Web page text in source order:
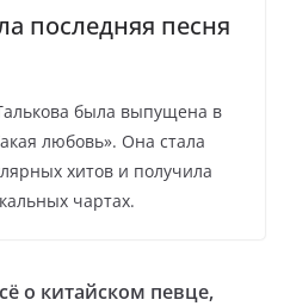
последняя песня
была выпущена в
любовь». Она стала
хитов и получила
чартах.
о китайском певце,